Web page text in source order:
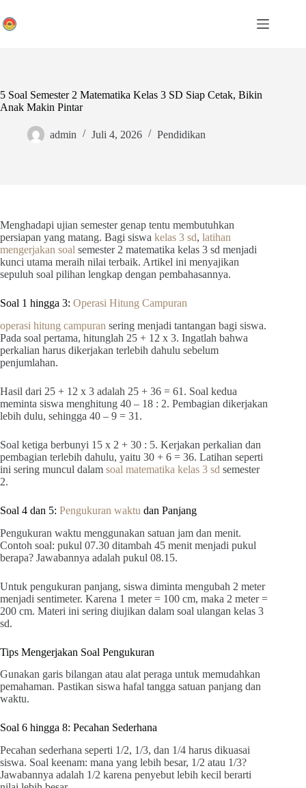
to
content
5 Soal Semester 2 Matematika Kelas 3 SD Siap Cetak, Bikin
Anak Makin Pintar
admin Juli 4, 2026 Pendidikan
Menghadapi ujian semester genap tentu membutuhkan
persiapan yang matang. Bagi siswa kelas 3 sd, latihan
mengerjakan soal semester 2 matematika kelas 3 sd menjadi
kunci utama meraih nilai terbaik. Artikel ini menyajikan
sepuluh soal pilihan lengkap dengan pembahasannya.
Soal 1 hingga 3: Operasi Hitung Campuran
operasi hitung campuran sering menjadi tantangan bagi siswa.
Pada soal pertama, hitunglah 25 + 12 x 3. Ingatlah bahwa
perkalian harus dikerjakan terlebih dahulu sebelum
penjumlahan.
Hasil dari 25 + 12 x 3 adalah 25 + 36 = 61. Soal kedua
meminta siswa menghitung 40 – 18 : 2. Pembagian dikerjakan
lebih dulu, sehingga 40 – 9 = 31.
Soal ketiga berbunyi 15 x 2 + 30 : 5. Kerjakan perkalian dan
pembagian terlebih dahulu, yaitu 30 + 6 = 36. Latihan seperti
ini sering muncul dalam soal matematika kelas 3 sd semester
2.
Soal 4 dan 5: Pengukuran waktu dan Panjang
Pengukuran waktu menggunakan satuan jam dan menit.
Contoh soal: pukul 07.30 ditambah 45 menit menjadi pukul
berapa? Jawabannya adalah pukul 08.15.
Untuk pengukuran panjang, siswa diminta mengubah 2 meter
menjadi sentimeter. Karena 1 meter = 100 cm, maka 2 meter =
200 cm. Materi ini sering diujikan dalam soal ulangan kelas 3
sd.
Tips Mengerjakan Soal Pengukuran
Gunakan garis bilangan atau alat peraga untuk memudahkan
pemahaman. Pastikan siswa hafal tangga satuan panjang dan
waktu.
Soal 6 hingga 8: Pecahan Sederhana
Pecahan sederhana seperti 1/2, 1/3, dan 1/4 harus dikuasai
siswa. Soal keenam: mana yang lebih besar, 1/2 atau 1/3?
Jawabannya adalah 1/2 karena penyebut lebih kecil berarti